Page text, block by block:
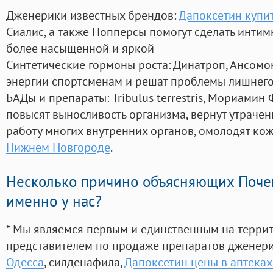
Дженерики известных брендов:Дапоксетин
Сиалис, а также Попперсы помогут сделать
более насыщенной и яркой
Синтетические гормоны роста: Динатроп,
энергии спортсменам и решат проблемы
БАДы и препараты:Tribulus terrestris, Мориамин
повысят выносливость организма, вернут
работу многих внутренних органов, омолодят
Нижнем Новгороде.
Несколько причино объясняющих
именно у нас?
* Мы являемся первым и единственным на
представителем по продаже препаратов
Одесса, силденафила,Дапоксетин цены в